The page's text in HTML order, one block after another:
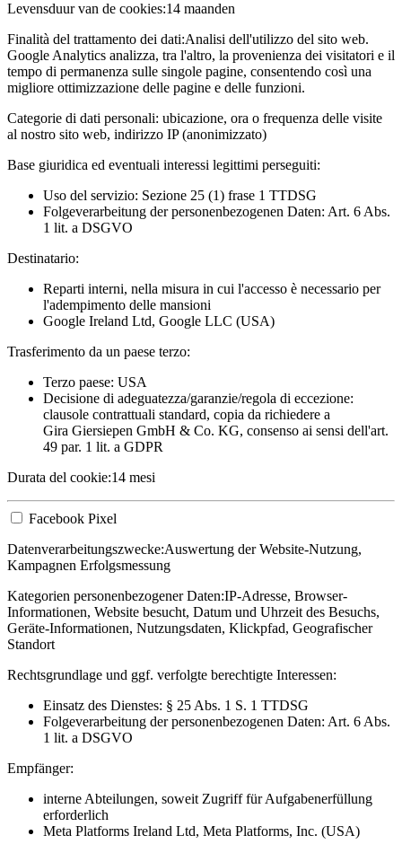
Levensduur van de cookies:14 maanden
Finalità del trattamento dei dati:Analisi dell'utilizzo del sito web.
Google Analytics analizza, tra l'altro, la provenienza dei visitatori e il
tempo di permanenza sulle singole pagine, consentendo così una
migliore ottimizzazione delle pagine e delle funzioni.
Categorie di dati personali: ubicazione, ora o frequenza delle visite
al nostro sito web, indirizzo IP (anonimizzato)
Base giuridica ed eventuali interessi legittimi perseguiti:
Uso del servizio: Sezione 25 (1) frase 1 TTDSG
Folgeverarbeitung der personenbezogenen Daten: Art. 6 Abs.
1 lit. a DSGVO
Destinatario:
Reparti interni, nella misura in cui l'accesso è necessario per
l'adempimento delle mansioni
Google Ireland Ltd, Google LLC (USA)
Trasferimento da un paese terzo:
Terzo paese: USA
Decisione di adeguatezza/garanzie/regola di eccezione:
clausole contrattuali standard, copia da richiedere a
Gira Giersiepen GmbH & Co. KG, consenso ai sensi dell'art.
49 par. 1 lit. a GDPR
Durata del cookie:14 mesi
Facebook Pixel
Datenverarbeitungszwecke:Auswertung der Website-Nutzung,
Kampagnen Erfolgsmessung
Kategorien personenbezogener Daten:IP-Adresse, Browser-
Informationen, Website besucht, Datum und Uhrzeit des Besuchs,
Geräte-Informationen, Nutzungsdaten, Klickpfad, Geografischer
Standort
Rechtsgrundlage und ggf. verfolgte berechtigte Interessen:
Einsatz des Dienstes: § 25 Abs. 1 S. 1 TTDSG
Folgeverarbeitung der personenbezogenen Daten: Art. 6 Abs.
1 lit. a DSGVO
Empfänger:
interne Abteilungen, soweit Zugriff für Aufgabenerfüllung
erforderlich
Meta Platforms Ireland Ltd, Meta Platforms, Inc. (USA)